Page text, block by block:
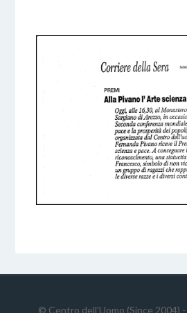
© Centro dell'Uomo (Since 2004) -